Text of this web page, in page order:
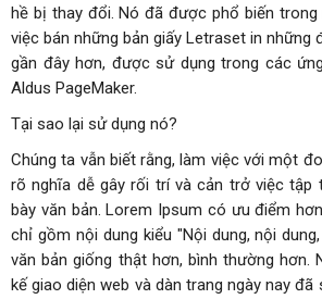
hề bị thay đổi. Nó đã được phổ biến trong
việc bán những bản giấy Letraset in những
gần đây hơn, được sử dụng trong các
Aldus PageMaker.
Tại sao lại sử dụng nó?
Chúng ta vẫn biết rằng, làm việc với một
rõ nghĩa dễ gây rối trí và cản trở việc tập
bày văn bản. Lorem Ipsum có ưu điểm
chỉ gồm nội dung kiểu "Nội dung, nội
văn bản giống thật hơn, bình thường hơn.
kế giao diện web và dàn trang ngày nay